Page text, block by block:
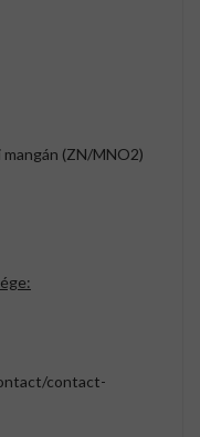
(ZN/MNO2)
contact-